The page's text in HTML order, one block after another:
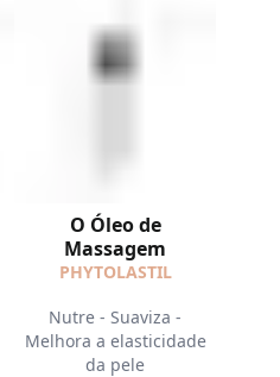
O Óleo de
Massagem
PHYTOLASTIL
Nutre - Suaviza -
Melhora a elasticidade
da pele